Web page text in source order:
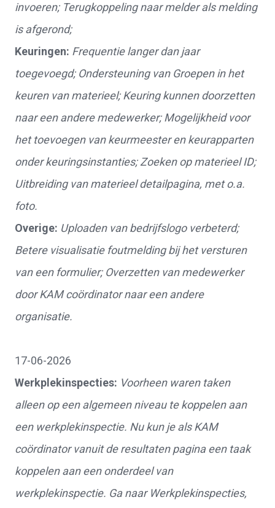
invoeren; Terugkoppeling naar melder als melding
is afgerond;
Keuringen: Frequentie langer dan jaar
toegevoegd; Ondersteuning van Groepen in het
keuren van materieel; Keuring kunnen doorzetten
naar een andere medewerker; Mogelijkheid voor
het toevoegen van keurmeester en keurapparten
onder keuringsinstanties; Zoeken op materieel ID;
Uitbreiding van materieel detailpagina, met o.a.
foto.
Overige: Uploaden van bedrijfslogo verbeterd;
Betere visualisatie foutmelding bij het versturen
van een formulier; Overzetten van medewerker
door KAM coördinator naar een andere
organisatie.
17-06-2026
Werkplekinspecties: Voorheen waren taken
alleen op een algemeen niveau te koppelen aan
een werkplekinspectie. Nu kun je als KAM
coördinator vanuit de resultaten pagina een taak
koppelen aan een onderdeel van
werkplekinspectie. Ga naar Werkplekinspecties,